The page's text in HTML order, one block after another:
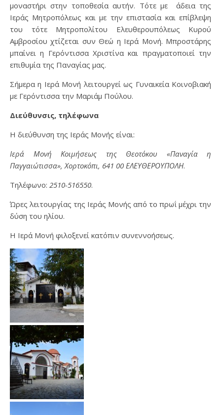
μοναστήρι στην τοποθεσία αυτήν. Τότε με άδεια της
Ιεράς Μητροπόλεως και με την επιστασία και επίβλεψη
του τότε Μητροπολίτου Ελευθερουπόλεως Κυρού
Αμβροσίου χτίζεται συν Θεώ η Ιερά Μονή. Μπροστάρης
μπαίνει η Γερόντισσα Χριστίνα και πραγματοποιεί την
επιθυμία της Παναγίας μας.
Σήμερα η Ιερά Μονή λειτουργεί ως Γυναικεία Κοινοβιακή
με Γερόντισσα την Μαριάμ Πούλου.
Διεύθυνσις, τηλέφωνα
Η διεύθυνση της Ιεράς Μονής είναι:
Ιερά Μονή Κοιμήσεως της Θεοτόκου «Παναγία η
Παγγαιώτισσα», Χορτοκόπι, 641 00 ΕΛΕΥΘΕΡΟΥΠΟΛΗ.
Τηλέφωνο: 2510-516550.
Ώρες λειτουργίας της Ιεράς Μονής από το πρωΐ μέχρι την
δύση του ηλίου.
Η Ιερά Μονή φιλοξενεί κατόπιν συνεννοήσεως.